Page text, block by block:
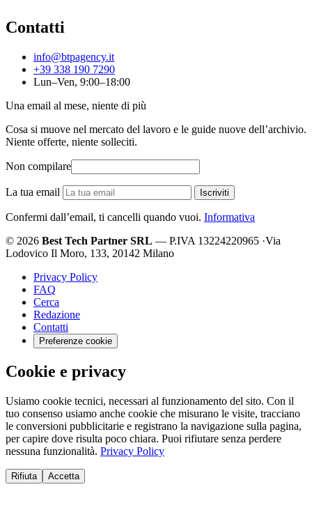
Contatti
info@btpagency.it
+39 338 190 7290
Lun–Ven, 9:00–18:00
Una email al mese, niente di più
Cosa si muove nel mercato del lavoro e le guide nuove dell’archivio.
Niente offerte, niente solleciti.
Non compilare
La tua email Iscriviti
Confermi dall’email, ti cancelli quando vuoi. Informativa
© 2026 Best Tech Partner SRL — P.IVA 13224220965 ·Via
Lodovico Il Moro, 133, 20142 Milano
Privacy Policy
FAQ
Cerca
Redazione
Contatti
Preferenze cookie
Cookie e privacy
Usiamo cookie tecnici, necessari al funzionamento del sito. Con il
tuo consenso usiamo anche cookie che misurano le visite, tracciano
le conversioni pubblicitarie e registrano la navigazione sulla pagina,
per capire dove risulta poco chiara. Puoi rifiutare senza perdere
nessuna funzionalità. Privacy Policy
Rifiuta Accetta